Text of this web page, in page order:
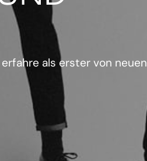
als erster von neuen